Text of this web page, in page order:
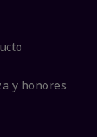
y honores